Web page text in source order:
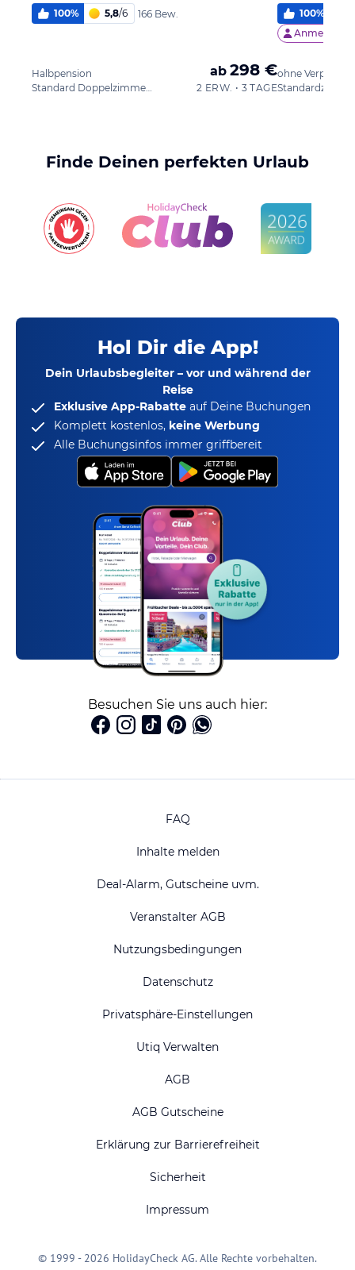
100% 5,8/6 166 Bew.
Halbpension
Standard Doppelzimmer Balkon
ab 298 €
2 ERW. • 3 TAGE
100%
Anmelden &
ohne
Finde Deinen perfekten Urlaub
Hol Dir die App!
Dein Urlaubsbegleiter – vor und während der
Reise
Exklusive App-Rabatte auf Deine Buchungen
Komplett kostenlos, keine Werbung
Alle Buchungsinfos immer griffbereit
Besuchen Sie uns auch hier:
FAQ
Inhalte melden
Deal-Alarm, Gutscheine uvm.
Veranstalter AGB
Nutzungsbedingungen
Datenschutz
Privatsphäre-Einstellungen
Utiq Verwalten
AGB
AGB Gutscheine
Erklärung zur Barrierefreiheit
Sicherheit
Impressum
© 1999 - 2026 HolidayCheck AG. Alle Rechte vorbehalten.